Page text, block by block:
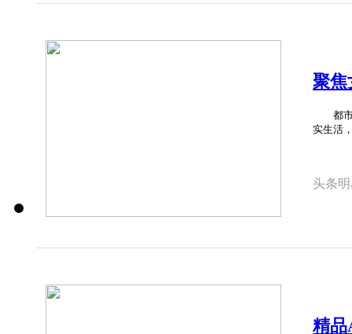
聚焦
都市
实生活
头条
精品